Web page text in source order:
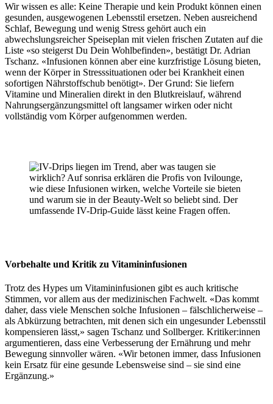
Wir wissen es alle: Keine Therapie und kein Produkt können einen
gesunden, ausgewogenen Lebensstil ersetzen. Neben ausreichend
Schlaf, Bewegung und wenig Stress gehört auch ein
abwechslungsreicher Speiseplan mit vielen frischen Zutaten auf die
Liste «so steigerst Du Dein Wohlbefinden», bestätigt Dr. Adrian
Tschanz. «Infusionen können aber eine kurzfristige Lösung bieten,
wenn der Körper in Stresssituationen oder bei Krankheit einen
sofortigen Nährstoffschub benötigt». Der Grund: Sie liefern
Vitamine und Mineralien direkt in den Blutkreislauf, während
Nahrungsergänzungsmittel oft langsamer wirken oder nicht
vollständig vom Körper aufgenommen werden.
Vorbehalte und Kritik zu Vitamininfusionen
Trotz des Hypes um Vitamininfusionen gibt es auch kritische
Stimmen, vor allem aus der medizinischen Fachwelt. «Das kommt
daher, dass viele Menschen solche Infusionen – fälschlicherweise –
als Abkürzung betrachten, mit denen sich ein ungesunder Lebensstil
kompensieren lässt,» sagen Tschanz und Sollberger. Kritiker:innen
argumentieren, dass eine Verbesserung der Ernährung und mehr
Bewegung sinnvoller wären. «Wir betonen immer, dass Infusionen
kein Ersatz für eine gesunde Lebensweise sind – sie sind eine
Ergänzung.»